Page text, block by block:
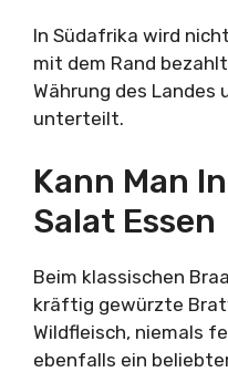
In Südafrika wird
mit dem Rand
Währung des Landes
unterteilt.
Kann Man
Salat Essen
Beim klassischen
kräftig gewürzte
Wildfleisch, niemals
ebenfalls ein